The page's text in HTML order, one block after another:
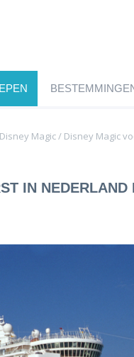
Disney Magic/ Disney Magic
IN NEDERLAND